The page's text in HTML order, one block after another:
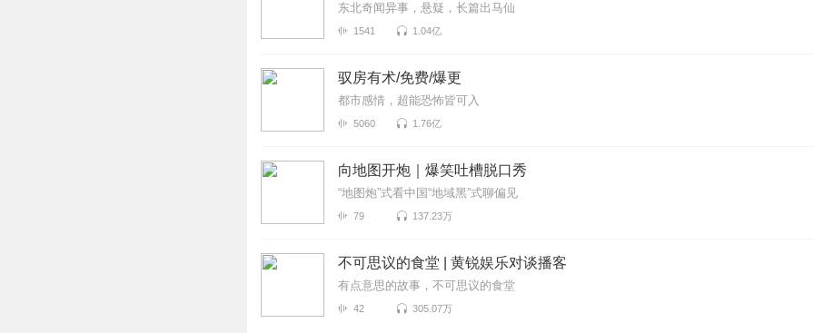
东北奇闻异事，悬疑，长篇出马仙
1541 1.04亿
驭房有术/免费/爆更
都市感情，超能恐怖皆可入
5060 1.76亿
向地图开炮｜爆笑吐槽脱口秀
“地图炮”式看中国“地域黑”式聊偏见
79 137.23万
不可思议的食堂 | 黄锐娱乐对谈播客
有点意思的故事，不可思议的食堂
42 305.07万